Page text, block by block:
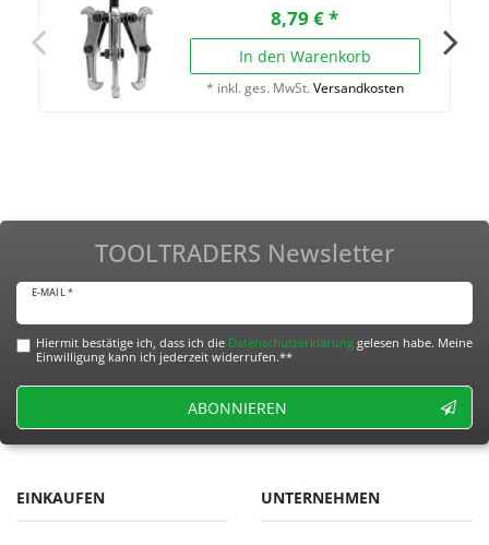
8,79 € *
In den Warenkorb
* inkl. ges. MwSt. Versandkosten
TOOLTRADERS Newsletter
E-MAIL *
Hiermit bestätige ich, dass ich die Daten­schutz­erklärunggelesen habe. Meine
Einwilligung kann ich jederzeit widerrufen.**
ABONNIEREN
EINKAUFEN UNTERNEHMEN